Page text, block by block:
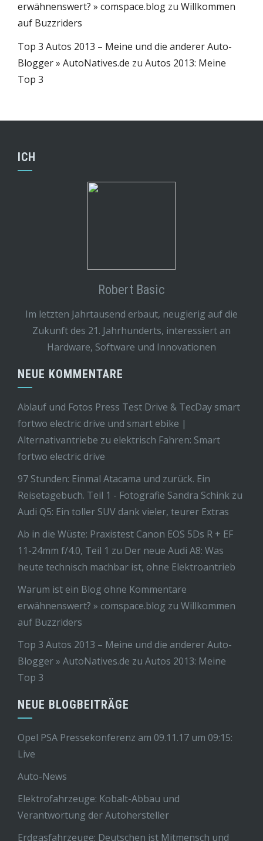
erwähnenswert? » comspace.blog zu Willkommen
auf Buzzriders
Top 3 Autos 2013 – Meine und die anderer Auto-
Blogger » AutoNatives.de zu Autos 2013: Meine
Top 3
ICH
Robert Basic
Im letzten Jahrtausend erbaut, neugierig auf die
Zukunft des 21. Jahrhunderts, interessiert an
Hardware, Software und Innovationen
NEUE KOMMENTARE
Ablauf und Fotos Press Test Drive & TecDay smart
fortwo electric drive und smart ebike |
Alternativantriebe zu elektrisch Fahren: Smart
fortwo electric drive
97 Stunden: Einmal Atacama und zurück. Ein
Reisetagebuch. Teil 1 - Fotografie Sandra Schink zu
Audi Q5: Ein toller SUV dank vieler, teurer Extras
Ab in die Wüste: Praxistest Canon EOS 5Ds R + EF
11-24mm f/4.0, Teil 1 zu Der neue Audi A8: Was
heute technisch machbar ist, ohne Elektroantrieb
Warum ist ein Blog ohne Kommentare
erwähnenswert? » comspace.blog zu Willkommen
auf Buzzriders
Top 3 Autos 2013 – Meine und die anderer Auto-
Blogger » AutoNatives.de zu Autos 2013: Meine
Top 3
NEUE BLOGBEITRÄGE
Opel PSA Pressekonferenz am 09.11.17 um 09:15:
Live
Auto-News
Elektrofahrzeuge: Kobalt-Abbau und
Verantwortung der Autohersteller
Erdgasfahrzeuge: Deutschen ist Mitmensch und